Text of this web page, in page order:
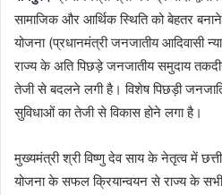
सामाजिक और आर्थिक स्थिति को बेहतर
योजना (प्रधानमंत्री जनजातीय आदिवासी
राज्य के अति पिछड़े जनजातीय समुदाय
तेजी से बदलने लगी है। विशेष पिछड़ी
सुविधाओं का तेजी से विकास होने लगा है।
मुख्यमंत्री श्री विष्णु देव साय के नेतृत्व में
योजना के सफल क्रियान्वयन से राज्य के